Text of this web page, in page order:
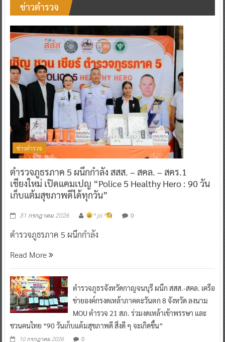
ข่าวตำรวจ
ข่าวตำรวจ
ตำรวจภูธรภาค 5 ผนึกกำลัง สสส. – สคล. – สคร.1
เชียงใหม่ เปิดแคมเปญ “Police 5 Healthy Hero : 90 วัน
เก็บแต้มสุขภาพดีได้ทุกวัน”
31 กรกฎาคม 2026 ^ jo ^ 0
ตำรวจภูธรภาค 5 ผนึกกำลัง
Read More
ตำรวจภูธรจังหวัดกาญจนบุรี ผนึก สสส.-สคล. เครือ
ข่ายองค์กรงดเหล้าภาคตะวันตก 8 จังหวัด ลงนาม
MOU ตำรวจ 21 สภ. ร่วมงดเหล้าเข้าพรรษา และ
ชวนคนไทย “90 วันเก็บแต้มสุขภาพดี สิ่งดี ๆ จะเกิดขึ้น”
10 กรกฎาคม 2026 0